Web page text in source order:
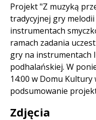
Projekt "Z muzyką
tradycyjnej gry
instrumentach
ramach zadania
gry na instrumentach
podhalańskiej. W
14:00 w Domu Kultury
podsumowanie
Zdjęcia